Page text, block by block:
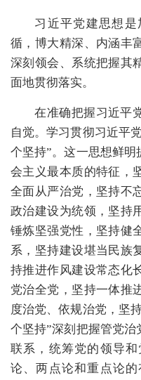
习近平党建思想
循，博大精深、内涵丰
深刻领会、系统把握其
面地贯彻落实。
在准确把握习近平
自觉。学习贯彻习近平
个坚持”。这一思想鲜
会主义最本质的特征，
全面从严治党，坚持不
政治建设为统领，坚持
锤炼坚强党性，坚持健
系，坚持建设堪当民族
持推进作风建设常态化
党治全党，坚持一体推
度治党、依规治党，坚
个坚持”深刻把握管党
联系，统筹党的领导
论、两点论和重点论